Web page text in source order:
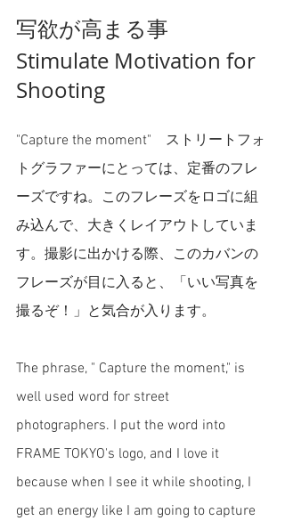
写欲が高まる事
Stimulate Motivation for
Shooting
"Capture the moment"　ストリートフォ
トグラファーにとっては、定番のフレ
ーズですね。このフレーズをロゴに組
み込んで、大きくレイアウトしていま
す。撮影に出かける際、このカバンの
フレーズが目に入ると、「いい写真を
撮るぞ！」と気合が入ります。
The phrase, " Capture the moment," is
well used word for street
photographers. I put the word into
FRAME TOKYO's logo, and I love it
because when I see it while shooting, I
get an energy like I am going to capture